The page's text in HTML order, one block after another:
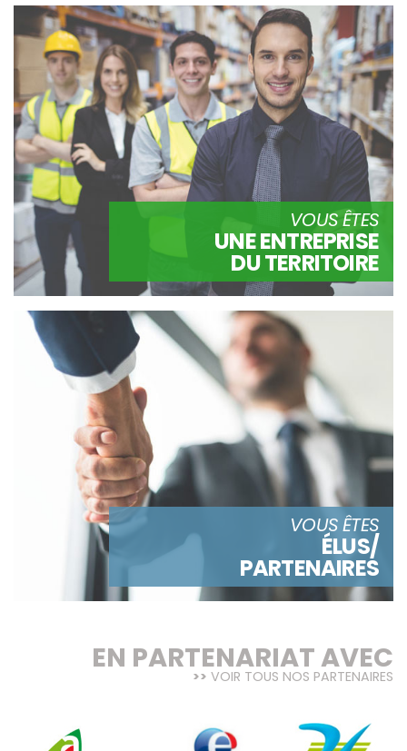
VOUS ÊTES
UNE ENTREPRISE
DU TERRITOIRE
VOUS ÊTES
ÉLUS/
PARTENAIRES
EN PARTENARIAT AVEC
VOIR TOUS NOS PARTENAIRES